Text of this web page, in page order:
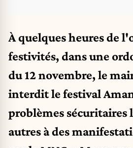
À quelques heures de
festivités, dans une
du 12 novembre, le
interdit le festival
problèmes sécuritaires
autres à des